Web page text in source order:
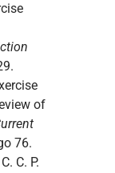
of
76.
C. P.